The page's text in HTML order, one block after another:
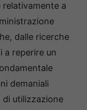
relativamente a
dalle ricerche
a reperire un
demaniali
utilizzazione